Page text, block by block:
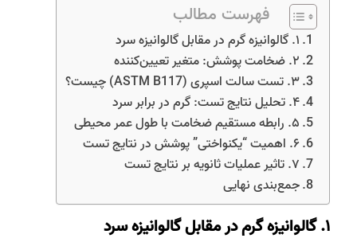
فهرست مطالب
۱. گالوانیزه گرم در مقابل گالوانیزه سرد
۲. ضخامت پوشش: متغیر تعیین‌کننده
۳. تست سالت اسپری (ASTM B117) چیست؟
۴. تحلیل نتایج تست: گرم در برابر سرد
۵. رابطه مستقیم ضخامت با طول عمر محیطی
۶. اهمیت “یکنواختی” پوشش در نتایج تست
۷. تاثیر عملیات ثانویه بر نتایج تست
جمع‌بندی نهایی
۱. گالوانیزه گرم در مقابل گالوانیزه سرد